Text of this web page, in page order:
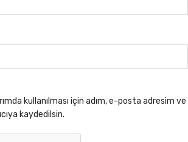
kullanılması için adım, e-posta adresim ve
kaydedilsin.